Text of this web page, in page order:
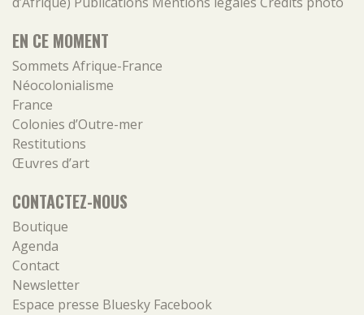
EN CE MOMENT
Sommets Afrique-France
Néocolonialisme
France
Colonies d’Outre-mer
Restitutions
Œuvres d’art
CONTACTEZ-NOUS
Boutique
Agenda
Contact
Newsletter
Espace presse Bluesky Facebook